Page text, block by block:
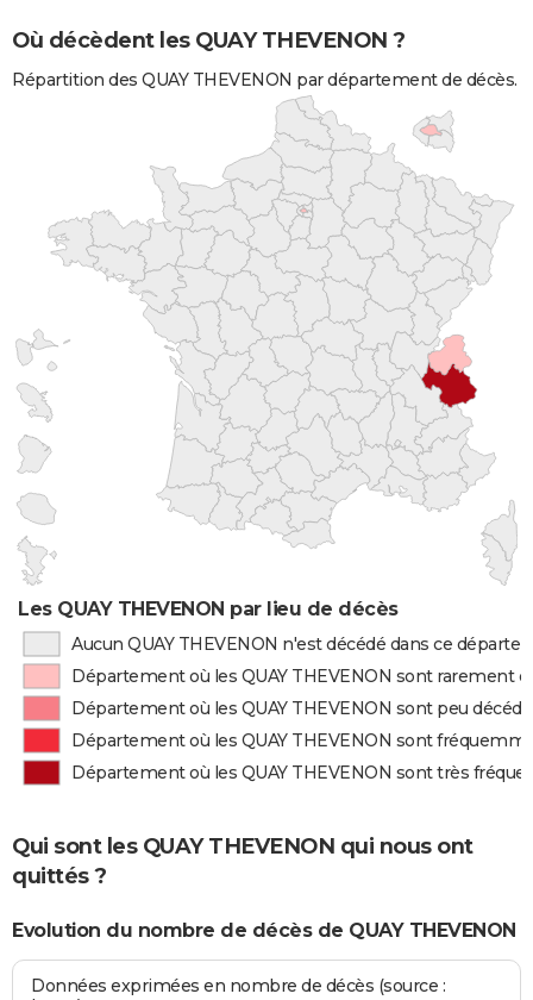
Où décèdent les QUAY THEVENON ?
Répartition des QUAY THEVENON par département de décès.
Les QUAY THEVENON par lieu de décès
Aucun QUAY THEVENON n'est décédé dans ce
Département où les QUAY THEVENON sont rarement
Département où les QUAY THEVENON sont peu
Département où les QUAY THEVENON sont
Département où les QUAY THEVENON sont très
Qui sont les QUAY THEVENON qui nous ont
quittés ?
Evolution du nombre de décès de QUAY THEVENON
Données exprimées en nombre de décès (source :